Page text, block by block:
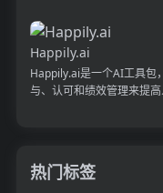
Happily.ai
Happily.ai是一个AI工具包
与、认可和绩效管理来提
热门标签